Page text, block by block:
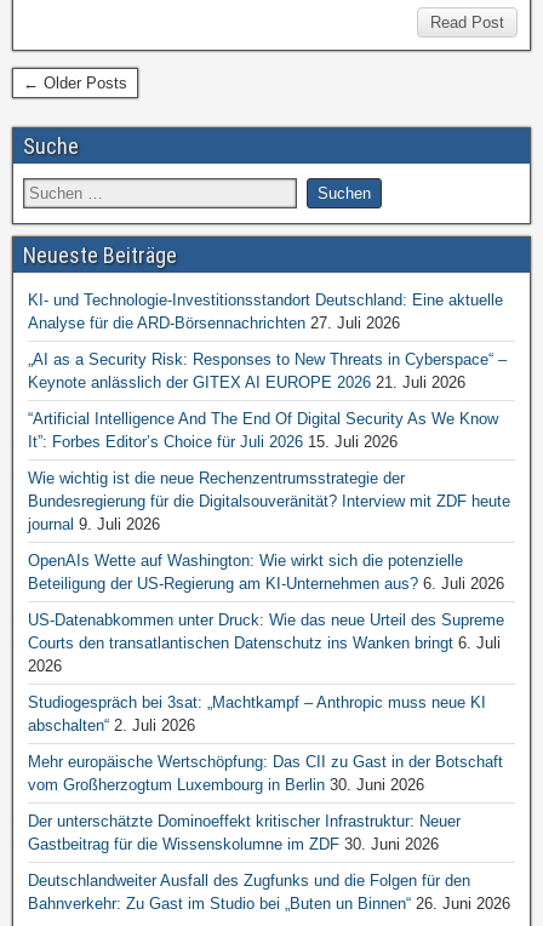
Read Post
← Older Posts
Suche
Neueste Beiträge
KI- und Technologie-Investitionsstandort Deutschland: Eine aktuelle
Analyse für die ARD-Börsennachrichten 27. Juli 2026
„AI as a Security Risk: Responses to New Threats in Cyberspace“ –
Keynote anlässlich der GITEX AI EUROPE 2026 21. Juli 2026
“Artificial Intelligence And The End Of Digital Security As We Know
It”: Forbes Editor’s Choice für Juli 2026 15. Juli 2026
Wie wichtig ist die neue Rechenzentrumsstrategie der
Bundesregierung für die Digitalsouveränität? Interview mit ZDF heute
journal 9. Juli 2026
OpenAIs Wette auf Washington: Wie wirkt sich die potenzielle
Beteiligung der US-Regierung am KI-Unternehmen aus? 6. Juli 2026
US-Datenabkommen unter Druck: Wie das neue Urteil des Supreme
Courts den transatlantischen Datenschutz ins Wanken bringt 6. Juli
2026
Studiogespräch bei 3sat: „Machtkampf – Anthropic muss neue KI
abschalten“ 2. Juli 2026
Mehr europäische Wertschöpfung: Das CII zu Gast in der Botschaft
vom Großherzogtum Luxembourg in Berlin 30. Juni 2026
Der unterschätzte Dominoeffekt kritischer Infrastruktur: Neuer
Gastbeitrag für die Wissenskolumne im ZDF 30. Juni 2026
Deutschlandweiter Ausfall des Zugfunks und die Folgen für den
Bahnverkehr: Zu Gast im Studio bei „Buten un Binnen“ 26. Juni 2026